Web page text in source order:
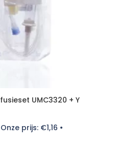
UMC3320 + Y
Onze prijs: €1,16 •